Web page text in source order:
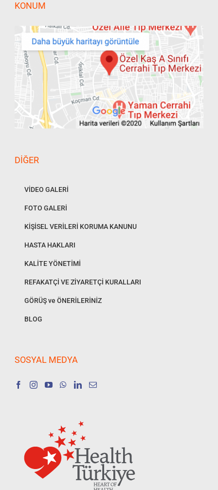
KONUM
DIĞER
VİDEO GALERİ
FOTO GALERİ
KİŞİSEL VERİLERİ KORUMA KANUNU
HASTA HAKLARI
KALİTE YÖNETİMİ
REFAKATÇİ VE ZİYARETÇİ KURALLARI
GÖRÜŞ ve ÖNERİLERİNİZ
BLOG
SOSYAL MEDYA